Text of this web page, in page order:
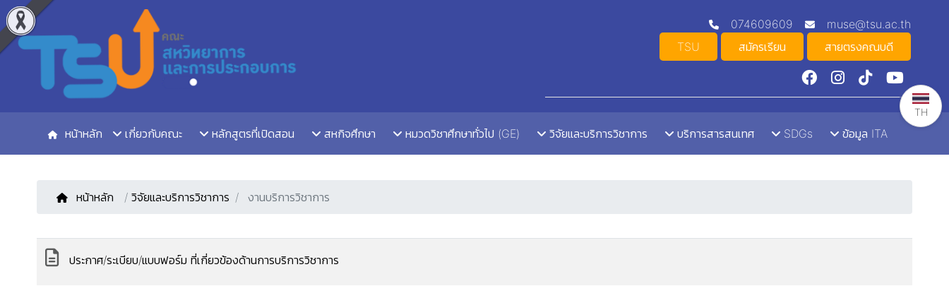
074609609
muse@tsu.ac.th
TSU
สมัครเรียน สายตรงคณบดี
หน้าหลัก เกี่ยวกับคณะ หลักสูตรที่เปิดสอน สหกิจศึกษา หมวดวิชาศึกษาทั่วไป (GE) วิจัยและบริการวิชาการ บริการสารสนเทศ SDGs ข้อมูล ITA
หน้าหลัก / วิจัยและบริการวิชาการ งานบริการวิชาการ
ประกาศ/ระเบียบ/แบบฟอร์ม ที่เกี่ยวข้องด้านการบริการวิชาการ
TH